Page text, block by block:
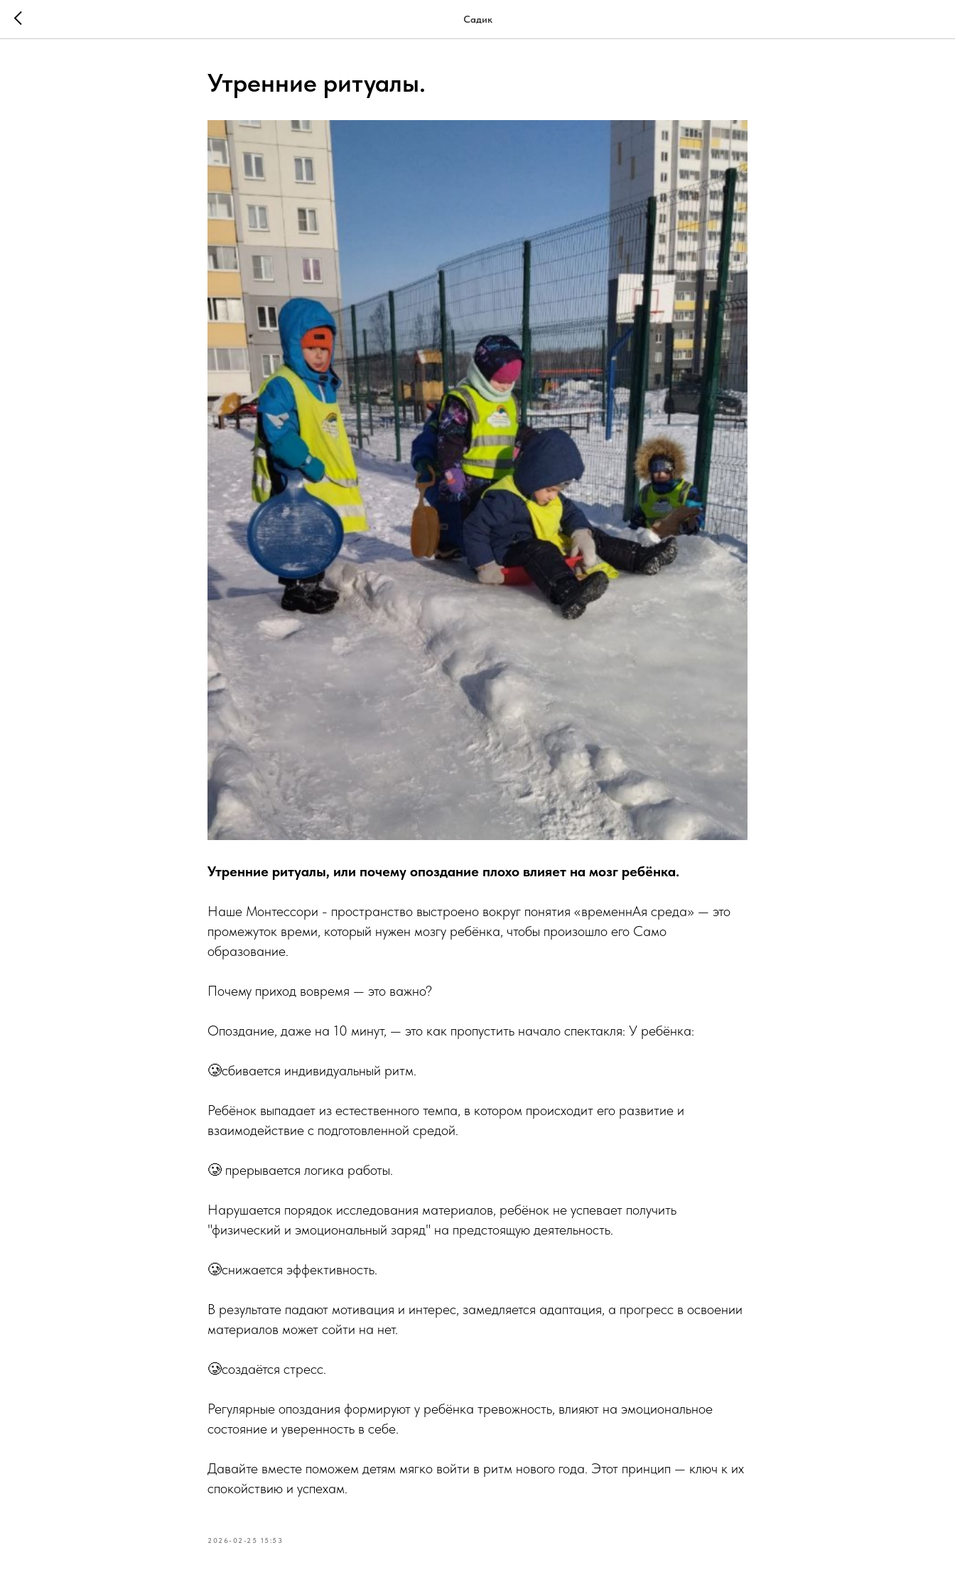
Садик
Утренние ритуалы.
Утренние ритуалы, или почему опоздание плохо влияет на мозг ребёнка.
Наше Монтессори - пространство выстроено вокруг понятия «временнАя среда» — это
промежуток времи, который нужен мозгу ребёнка, чтобы произошло его Само
образование.
Почему приход вовремя — это важно?
Опоздание, даже на 10 минут, — это как пропустить начало спектакля: У ребёнка:
🥲сбивается индивидуальный ритм.
Ребёнок выпадает из естественного темпа, в котором происходит его развитие и
взаимодействие с подготовленной средой.
🥲 прерывается логика работы.
Нарушается порядок исследования материалов, ребёнок не успевает получить
"физический и эмоциональный заряд" на предстоящую деятельность.
🥲снижается эффективность.
В результате падают мотивация и интерес, замедляется адаптация, а прогресс в освоении
материалов может сойти на нет.
🥲создаётся стресс.
Регулярные опоздания формируют у ребёнка тревожность, влияют на эмоциональное
состояние и уверенность в себе.
Давайте вместе поможем детям мягко войти в ритм нового года. Этот принцип — ключ к их
спокойствию и успехам.
2026-02-25 15:53